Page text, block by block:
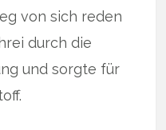
von sich reden
durch die
und sorgte für